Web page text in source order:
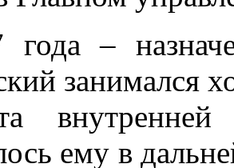
года –
занимался
ему в